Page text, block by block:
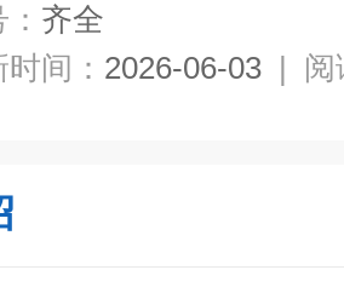
齐全
间： 2026-06-03 | 阅